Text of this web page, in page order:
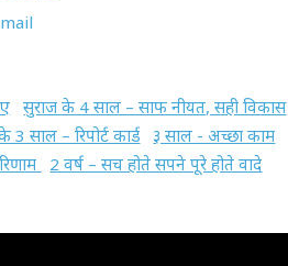
सुराज के 4 साल – साफ नीयत, सही विकास
3 साल – रिपोर्ट कार्ड
३ साल - अच्छा काम
2 वर्ष – सच होते सपने पूरे होते वादे